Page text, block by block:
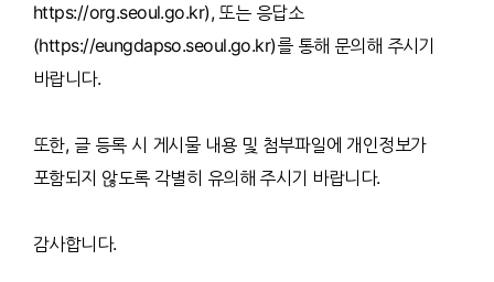
https://org.seoul.go.kr), 또는 응답소
(https://eungdapso.seoul.go.kr)를 통해 문의해 주시기
바랍니다.
또한, 글 등록 시 게시물 내용 및 첨부파일에 개인정보가
포함되지 않도록 각별히 유의해 주시기 바랍니다.
감사합니다.